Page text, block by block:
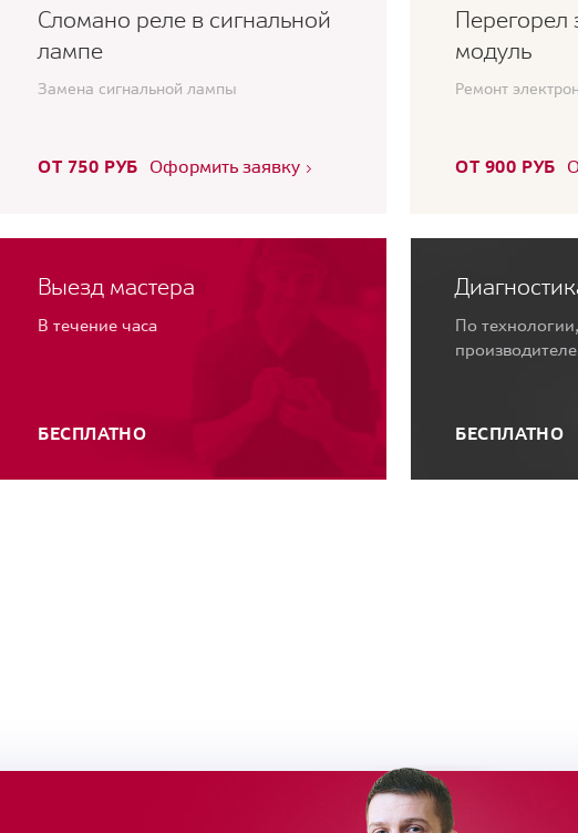
Сломано реле в сигнальной
лампе
Замена сигнальной лампы
ОТ 750 РУБ Оформить заявку
Перегорел
модуль
Ремонт
ОТ 900 РУБ
Выезд мастера
В течение часа
БЕСПЛАТНО
По
БЕСПЛАТНО